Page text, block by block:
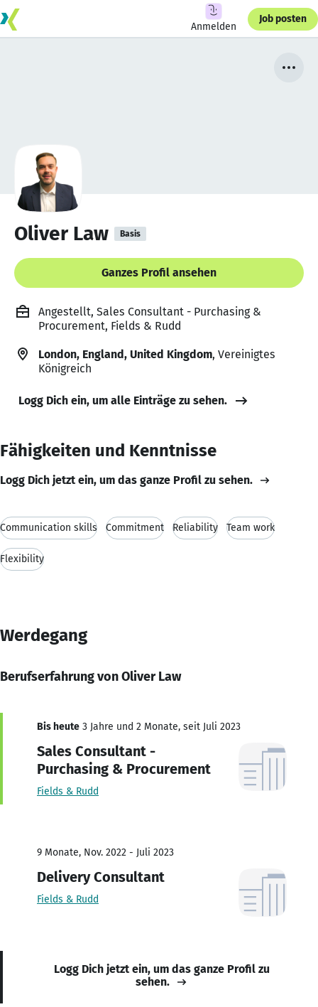
Anmelden
Job posten
Oliver Law Basis
Ganzes Profil ansehen
Angestellt, Sales Consultant - Purchasing &
Procurement, Fields & Rudd
London, England, United Kingdom, Vereinigtes
Königreich
Logg Dich ein, um alle Einträge zu sehen.
Fähigkeiten und Kenntnisse
Logg Dich jetzt ein, um das ganze Profil zu sehen.
Communication skills Commitment Reliability Team work
Flexibility
Werdegang
Berufserfahrung von Oliver Law
Bis heute 3 Jahre und 2 Monate, seit Juli 2023
Sales Consultant -
Purchasing & Procurement
Fields & Rudd
9 Monate, Nov. 2022 - Juli 2023
Delivery Consultant
Fields & Rudd
Logg Dich jetzt ein, um das ganze Profil zu
sehen.